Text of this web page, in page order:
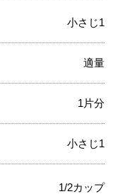
小さじ1
適量
1片分
小さじ1
1/2カップ